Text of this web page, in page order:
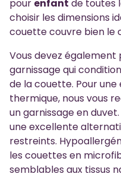
pour enfant de toutes
choisir les dimensions
couette couvre bien le
Vous devez
garnissage qui
de la couette. Pour
thermique, nous vous
un garnissage en
une excellente
restreints.
les couettes en
semblables aux tissus